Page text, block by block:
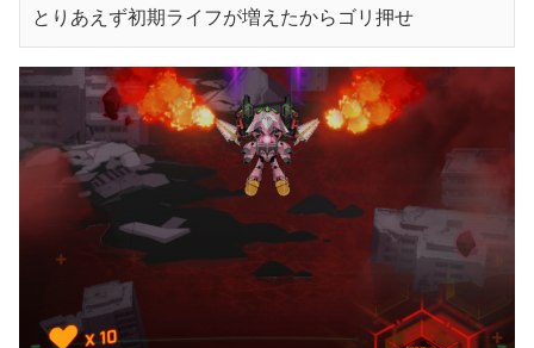
とりあえず初期ライフが増えたからゴリ押せ